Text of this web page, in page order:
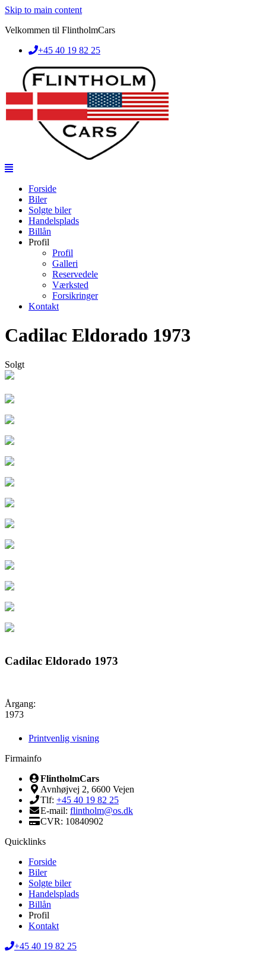
Skip to main content
Velkommen til FlintholmCars
+45 40 19 82 25
Forside
Biler
Solgte biler
Handelsplads
Billån
Profil
Profil
Galleri
Reservedele
Værksted
Forsikringer
Kontakt
Cadilac Eldorado 1973
Solgt
Cadilac Eldorado 1973
Årgang:
1973
Printvenlig visning
Firmainfo
FlintholmCars
Avnhøjvej 2, 6600 Vejen
Tlf: +45 40 19 82 25
E-mail: flintholm@os.dk
CVR: 10840902
Quicklinks
Forside
Biler
Solgte biler
Handelsplads
Billån
Profil
Kontakt
+45 40 19 82 25